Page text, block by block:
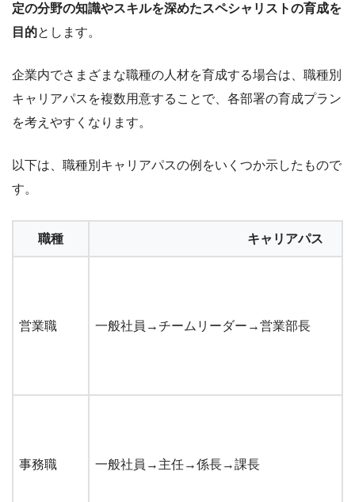
定の分野の知識やスキルを深めたスペシャリストの育成を
目的とします。
企業内でさまざまな職種の人材を育成する場合は、職種別
キャリアパスを複数用意することで、各部署の育成プラン
を考えやすくなります。
以下は、職種別キャリアパスの例をいくつか示したもので
す。
職種 キャリアパス
営業職 一般社員→チームリーダー→営業部長
事務職 一般社員→主任→係長→課長